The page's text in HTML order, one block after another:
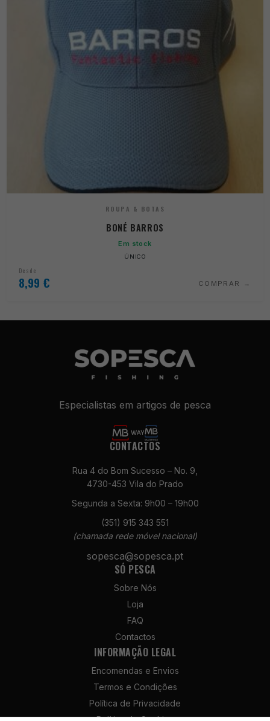
ROUPA & BOTAS
BONÉ BARROS
Em stock
ÚNICO
Desde
8,99 € COMPRAR
Especialistas em artigos de pesca
CONTACTOS
Rua 4 do Bom Sucesso – No. 9,
4730-453 Vila do Prado
Segunda a Sexta: 9h00 – 19h00
(351) 915 343 551
(chamada rede móvel nacional)
sopesca@sopesca.pt
SÓ PESCA
Sobre Nós
Loja
FAQ
Contactos
INFORMAÇÃO LEGAL
Encomendas e Envios
Termos e Condições
Política de Privacidade
Necessários
não são
opcionais. São
necessários
Estatísticas
Para que
possamos
melhorar a